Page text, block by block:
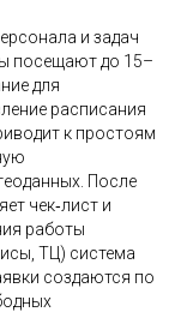
и задач
посещают до 15–
для
расписания
к простоям
После
чек‑лист и
работы
ТЦ) система
создаются по